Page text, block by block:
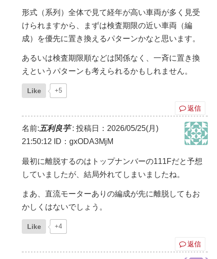
形式（系列）全体で見て経年が高い車両が多く見受
けられますから、まずは検査期限の近い車両（編
成）を優先に置き換えるパターンかなと思います。
あるいは検査期限順などは関係なく、一斉に置き換
えというパターンも考えられるかもしれません。
Like +5
返信
名前: 五利良芋: 投稿日：2026/05/25(月)
21:50:12
ID：gxODA3MjM
最初に離脱するのはトップナンバーの111Fだと予想
していましたが、結局外れてしまいましたね。
まあ、直流モーターありの編成が先に離脱してもお
かしくはないでしょう。
Like +4
返信